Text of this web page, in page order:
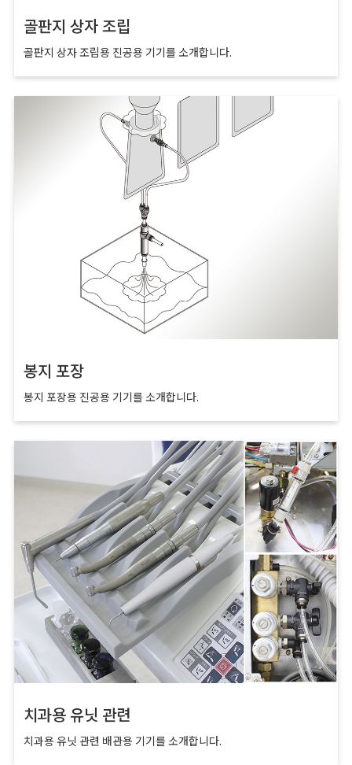
골판지 상자 조립
골판지 상자 조립용 진공용 기기를 소개합니다.
봉지 포장
봉지 포장용 진공용 기기를 소개합니다.
치과용 유닛 관련
치과용 유닛 관련 배관용 기기를 소개합니다.